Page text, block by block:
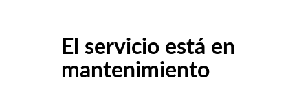
El servicio está en
mantenimiento